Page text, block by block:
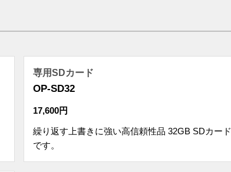
専用SDカード
OP-SD32
17,600円
繰り返す上書きに強い高信頼性品 32GB SDカード
です。